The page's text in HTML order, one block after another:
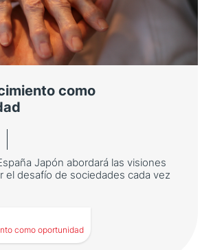
de partida muy alejados
son dos ejemplos de apuesta
como impulsor de sus
como
Japón abordará las visiones
el desafío de sociedades cada vez
como oportunidad